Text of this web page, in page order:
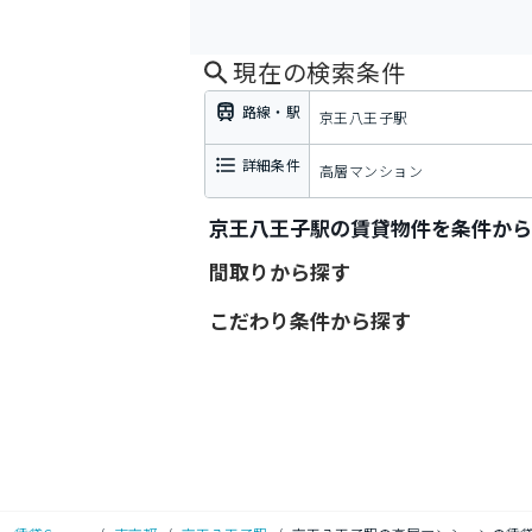
現在の検索条件
路線・駅 京王八王子駅
詳細条件 高層マンション
京王八王子駅の賃貸物件を条件か
間取りから探す
こだわり条件から探す